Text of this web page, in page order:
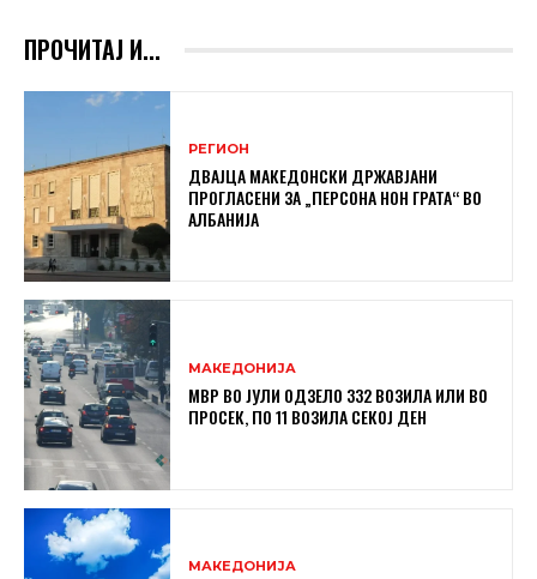
ПРОЧИТАЈ И...
РЕГИОН
ДВАЈЦА МАКЕДОНСКИ ДРЖАВЈАНИ
ПРОГЛАСЕНИ ЗА „ПЕРСОНА НОН ГРАТА“ ВО
АЛБАНИЈА
МАКЕДОНИЈА
МВР ВО ЈУЛИ ОДЗЕЛО 332 ВОЗИЛА ИЛИ ВО
ПРОСЕК, ПО 11 ВОЗИЛА СЕКОЈ ДЕН
МАКЕДОНИЈА